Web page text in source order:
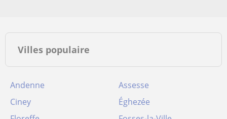
Villes populaire
Andenne
Assesse
Ciney
Éghezée